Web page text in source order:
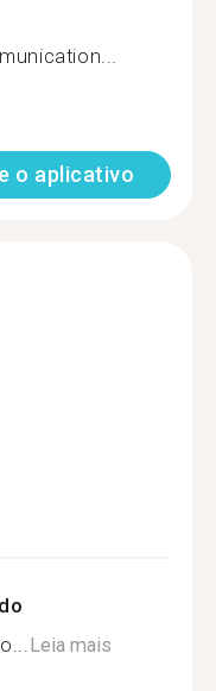
o aplicativo
Leia mais